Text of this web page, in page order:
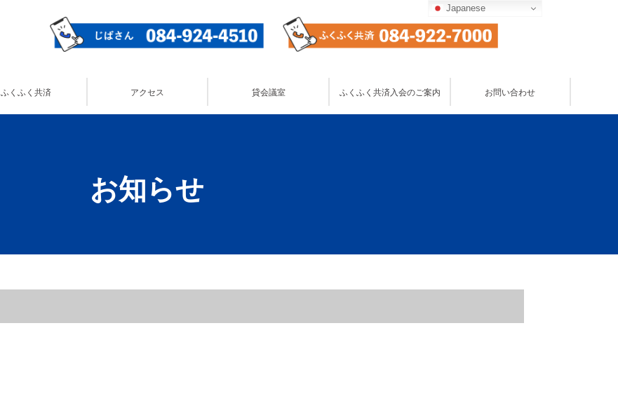
ふくふく共済 アクセス 貸会議室 ふくふく共済入会のご案内 お問い合わせ
お知らせ
Japanese